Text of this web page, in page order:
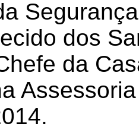
dos
da